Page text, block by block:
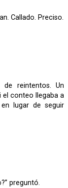
Callado. Preciso.
conteo llegaba a
lugar de seguir
preguntó.